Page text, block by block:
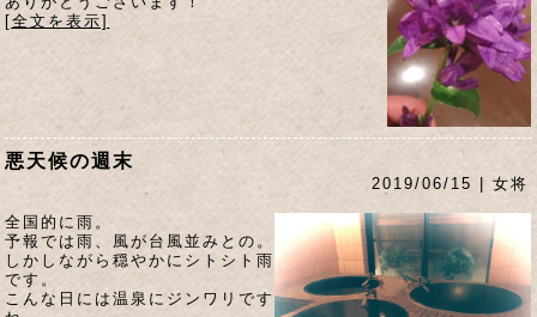
[全文を表示]
悪天候の週末
2019/06/15 | 女将
全国的に雨。
予報では雨、風が台風並みとの。
しかしながら穏やかにシトシト雨
です。
こんな日には温泉にジンワリです